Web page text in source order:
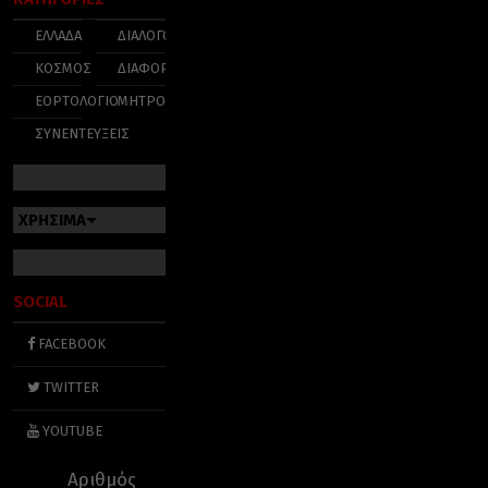
ΕΛΛΑΔΑ
ΚΟΣΜΟΣ
ΕΟΡΤΟΛΟΓΙΟ
ΣΥΝΕΝΤΕΥΞΕΙΣ
ΔΙΑΛΟΓΟΣ
ΔΙΑΦΟΡΑ
ΜΗΤΡΟΠΟΛΕΙΣ
ΧΡΗΣΙΜΑ
SOCIAL
FACEBOOK
TWITTER
YOUTUBE
Αριθμός